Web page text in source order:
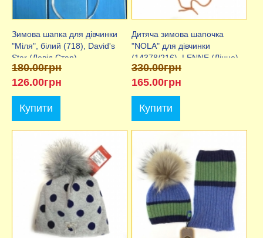
Зимова шапка для дівчинки
"Міля", білий (718), David's
Star (Девід Стар)
180.00грн
126.00грн
Купити
Дитяча зимова шапочка
"NOLA" для дівчинки
(14378/216), LENNE (Лінне)
330.00грн
165.00грн
Купити